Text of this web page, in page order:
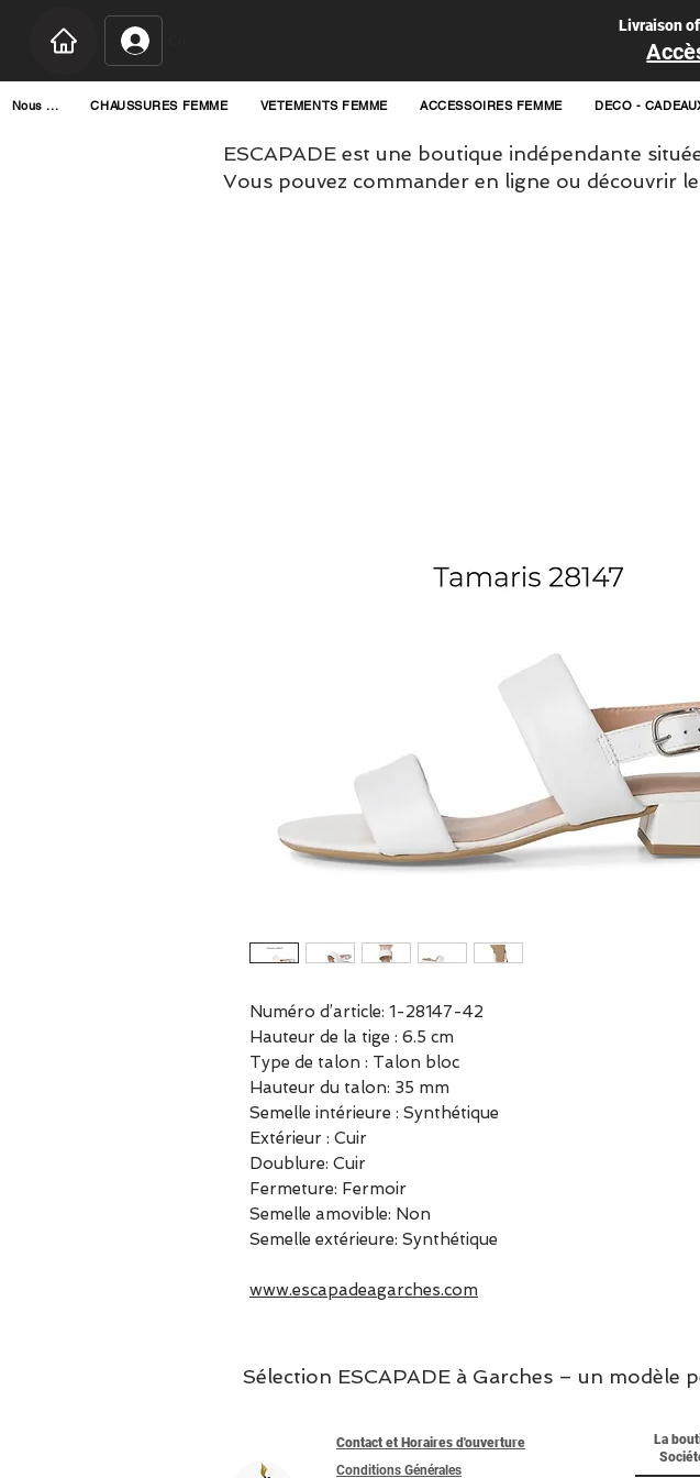
Livraison
Nous ... CHAUSSURES FEMME VETEMENTS FEMME ACCESSOIRES FEMME DECO -
ESCAPADE est une boutique indépendante
Vous pouvez commander en ligne ou découvrir
Numéro d’article: 1-28147-42
Hauteur de la tige : 6.5 cm
Type de talon : Talon bloc
Hauteur du talon: 35 mm
Semelle intérieure : Synthétique
Extérieur : Cuir
Doublure: Cuir
Fermeture: Fermoir
Semelle amovible: Non
Semelle extérieure: Synthétique
www.escapadeagarches.com
Sélection ESCAPADE à Garches – un modèle
Contact et Horaires d'ouverture
Conditions Générales
La